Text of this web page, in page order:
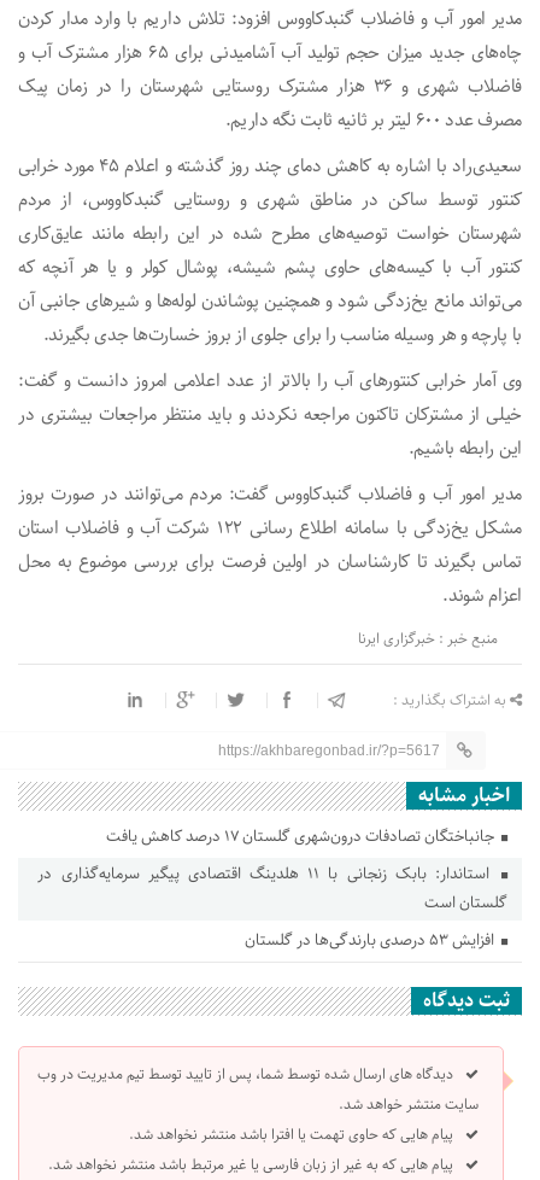
مدیر امور آب و فاضلاب گنبدکاووس افزود: تلاش داریم با وارد مدار کردن
چاه‌های جدید میزان حجم تولید آب آشامیدنی برای ۶۵ هزار مشترک آب و
فاضلاب شهری و ۳۶ هزار مشترک روستایی شهرستان را در زمان پیک
مصرف عدد ۶۰۰ لیتر بر ثانیه ثابت نگه داریم.
سعیدی‌راد با اشاره به کاهش دمای چند روز گذشته و اعلام ۴۵ مورد خرابی
کنتور توسط ساکن در مناطق شهری و روستایی گنبدکاووس، از مردم
شهرستان خواست توصیه‌های مطرح شده در این رابطه مانند عایق‌کاری
کنتور آب با کیسه‌های حاوی پشم شیشه، پوشال کولر و یا هر آنچه که
می‌تواند مانع یخ‌زدگی شود و همچنین پوشاندن لوله‌ها و شیرهای جانبی آن
با پارچه و هر وسیله مناسب را برای جلوی از بروز خسارت‌ها جدی بگیرند.
وی آمار خرابی کنتورهای آب را بالاتر از عدد اعلامی امروز دانست و گفت:
خیلی از مشترکان تاکنون مراجعه نکردند و باید منتظر مراجعات بیشتری در
این رابطه باشیم.
مدیر امور آب و فاضلاب گنبدکاووس گفت: مردم می‌توانند در صورت بروز
مشکل یخ‌زدگی با سامانه اطلاع رسانی ۱۲۲ شرکت آب و فاضلاب استان
تماس بگیرند تا کارشناسان در اولین فرصت برای بررسی موضوع به محل
اعزام شوند.
منبع خبر : خبرگزاری ایرنا
به اشتراک بگذارید :
https://akhbaregonbad.ir/?p=5617
اخبار مشابه
جانباختگان تصادفات درون‌شهری گلستان ۱۷ درصد کاهش یافت
استاندار: بابک زنجانی با ۱۱ هلدینگ اقتصادی پیگیر سرمایه‌گذاری در
گلستان است
افزایش ۵۳ درصدی بارندگی‌ها در گلستان
ثبت دیدگاه
دیدگاه های ارسال شده توسط شما، پس از تایید توسط تیم مدیریت در وب
سایت منتشر خواهد شد.
پیام هایی که حاوی تهمت یا افترا باشد منتشر نخواهد شد.
پیام هایی که به غیر از زبان فارسی یا غیر مرتبط باشد منتشر نخواهد شد.